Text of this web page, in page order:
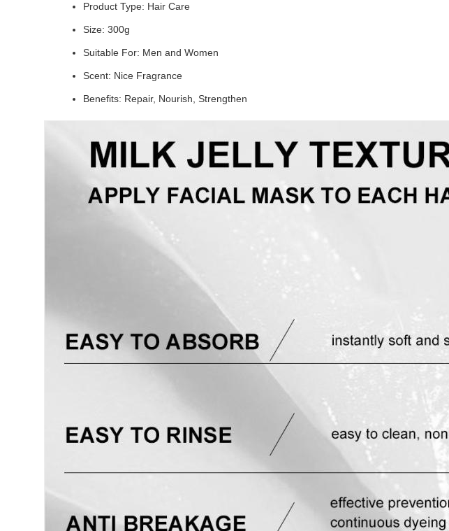
Product Type: Hair Care
Size: 300g
Suitable For: Men and Women
Scent: Nice Fragrance
Benefits: Repair, Nourish, Strengthen